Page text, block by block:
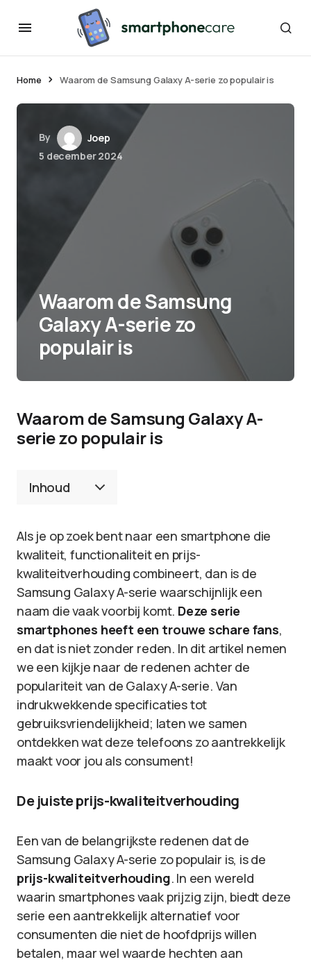
Home Waarom de Samsung Galaxy A-serie zo populair is
By
Joep
5 december 2024
Waarom de Samsung
Galaxy A-serie zo
populair is
Waarom de Samsung Galaxy A-
serie zo populair is
Inhoud
Als je op zoek bent naar een smartphone die
kwaliteit, functionaliteit en prijs-
kwaliteitverhouding combineert, dan is de
Samsung Galaxy A-serie waarschijnlijk een
naam die vaak voorbij komt. Deze serie
smartphones heeft een trouwe schare fans,
en dat is niet zonder reden. In dit artikel nemen
we een kijkje naar de redenen achter de
populariteit van de Galaxy A-serie. Van
indrukwekkende specificaties tot
gebruiksvriendelijkheid; laten we samen
ontdekken wat deze telefoons zo aantrekkelijk
maakt voor jou als consument!
De juiste prijs-kwaliteitverhouding
Een van de belangrijkste redenen dat de
Samsung Galaxy A-serie zo populair is, is de
prijs-kwaliteitverhouding. In een wereld
waarin smartphones vaak prijzig zijn, biedt deze
serie een aantrekkelijk alternatief voor
consumenten die niet de hoofdprijs willen
betalen, maar wel waarde hechten aan